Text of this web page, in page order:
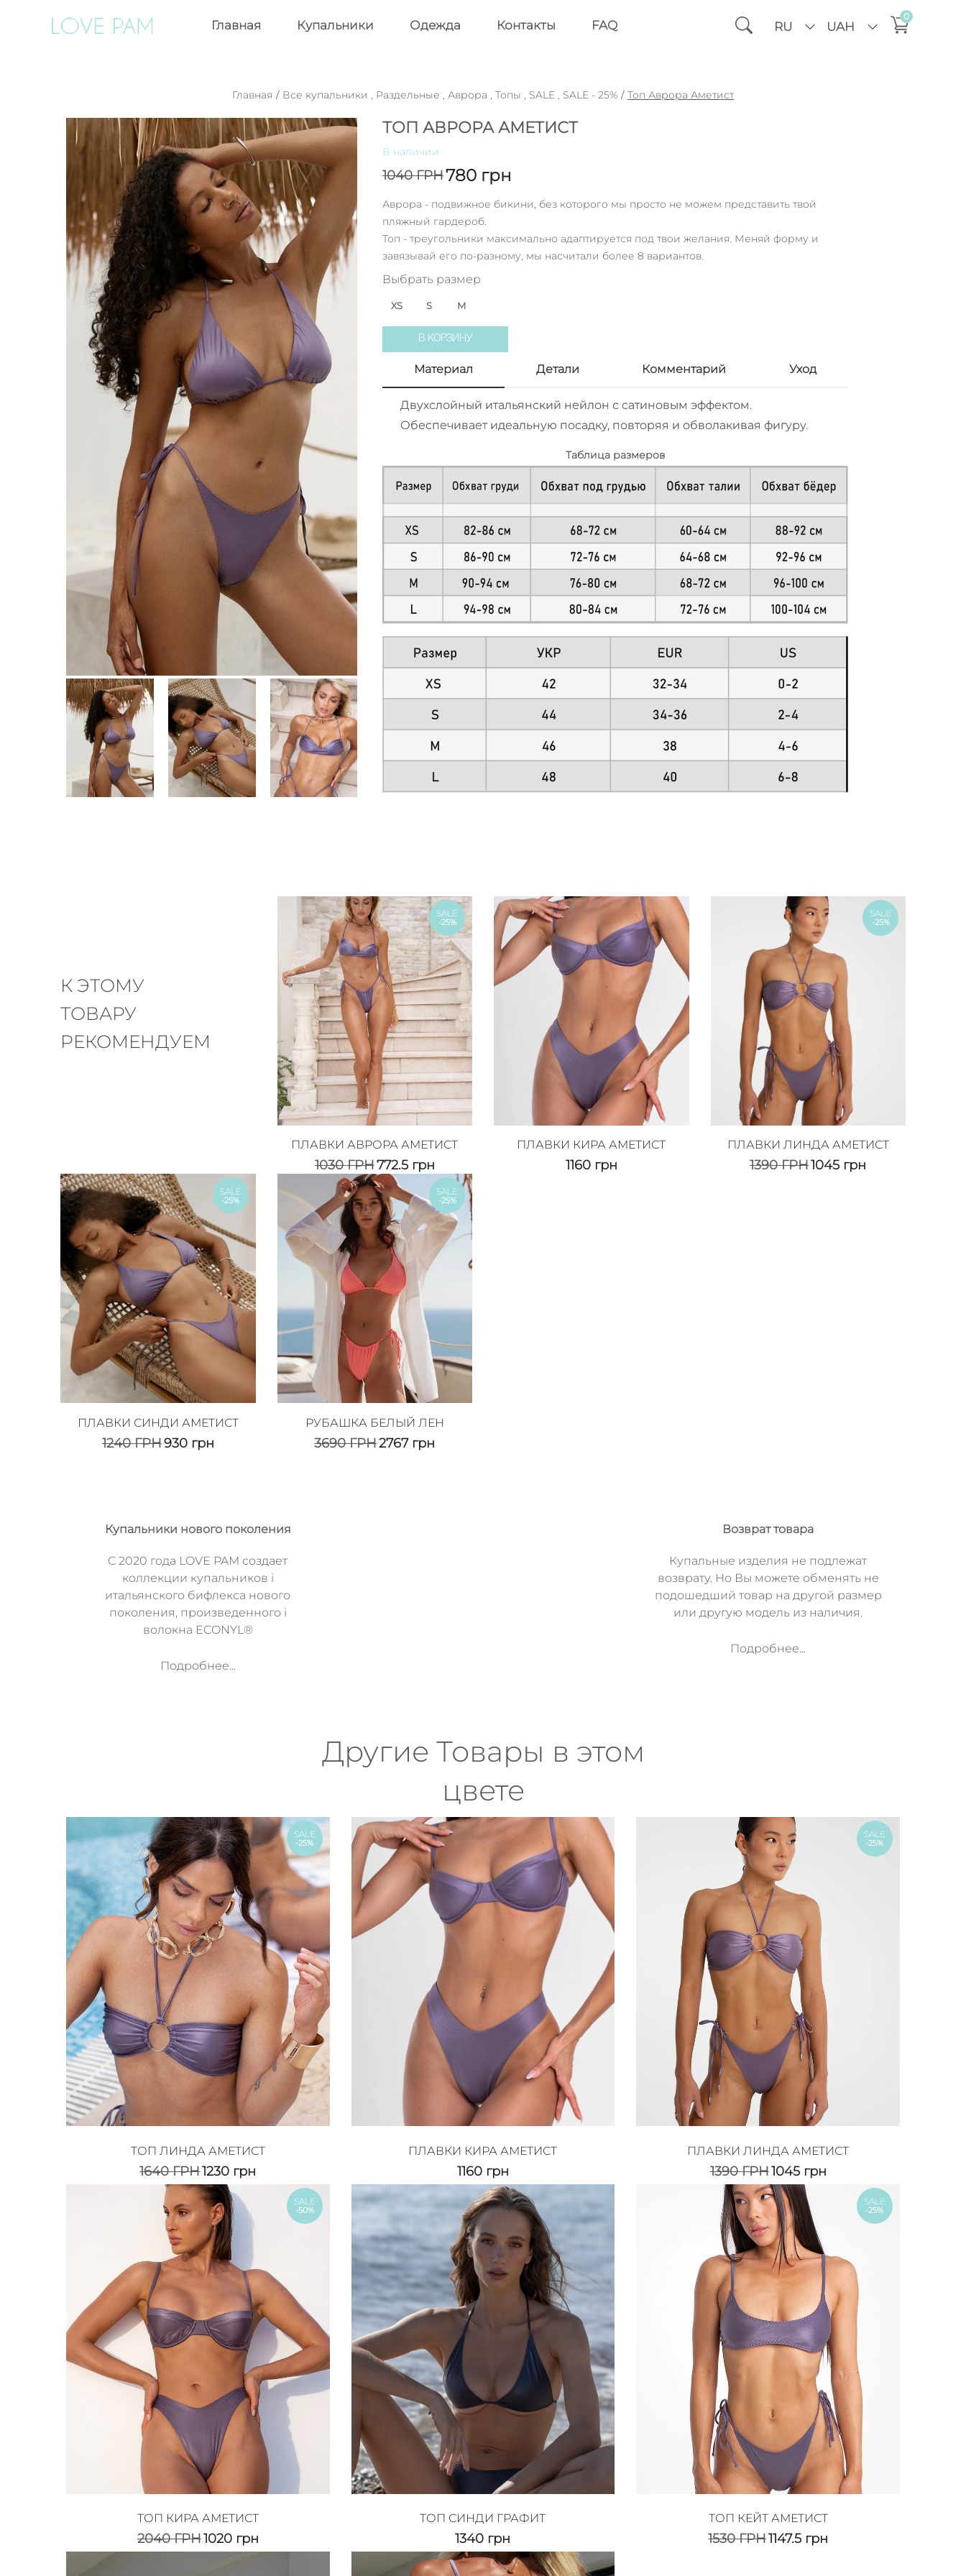
Главная Купальники Одежда Контакты FAQ RU UAH
0
Главная / Все купальники , Раздельные , Аврора , Топы , SALE , SALE - 25% / Топ Аврора Аметист
ТОП АВРОРА АМЕТИСТ
В наличии
1040ГРН780 грн
Аврора - подвижное бикини, без которого мы просто не можем представить твой
пляжный гардероб.
Топ - треугольники максимально адаптируется под твои желания. Меняй форму и
завязывай его по-разному, мы насчитали более 8 вариантов.
Выбрать размер
XS S M
В КОРЗИНУ
Материал Детали Комментарий Уход
Двухслойный итальянский нейлон с сатиновым эффектом.
Обеспечивает идеальную посадку, повторяя и обволакивая фигуру.
Таблица размеров
К ЭТОМУ
ТОВАРУ
РЕКОМЕНДУЕМ
SALE
-25%
ПЛАВКИ АВРОРА АМЕТИСТ
1030ГРН772.5 грн
ПЛАВКИ КИРА АМЕТИСТ
1160 грн
SALE
-25%
ПЛАВКИ ЛИНДА АМЕТИСТ
1390ГРН1045 грн
SALE
-25%
ПЛАВКИ СИНДИ АМЕТИСТ
1240ГРН930 грн
SALE
-25%
РУБАШКА БЕЛЫЙ ЛЕН
3690ГРН2767 грн
Купальники нового поколения
C 2020 года LOVE PAM создает
коллекции купальников i
итальянского бифлекса нового
поколения, произведенного i
волокна ECONYL®
Подробнее...
Возврат товара
Купальные изделия не подлежат
возврату. Но Вы можете обменять не
подошедший товар на другой размер
или другую модель из наличия.
Подробнее...
Другие Товары в этом
цвете
SALE
-25%
ТОП ЛИНДА АМЕТИСТ
1640ГРН1230 грн
ПЛАВКИ КИРА АМЕТИСТ
1160 грн
SALE
-25%
ПЛАВКИ ЛИНДА АМЕТИСТ
1390ГРН1045 грн
SALE
-50%
ТОП КИРА АМЕТИСТ
2040ГРН1020 грн
ТОП СИНДИ ГРАФИТ
1340 грн
SALE
-25%
ТОП КЕЙТ АМЕТИСТ
1530ГРН1147.5 грн